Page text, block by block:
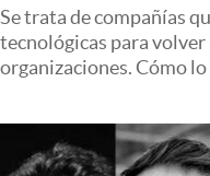
Otras secciones
Apertura
Clase
Se trata de compañías
tecnológicas para
organizaciones. Cómo